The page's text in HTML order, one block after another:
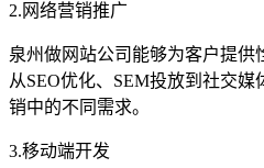
2.网络营销推广
泉州做网站公司能够为客户提供
从SEO优化、SEM投放到社交
销中的不同需求。
3.移动端开发